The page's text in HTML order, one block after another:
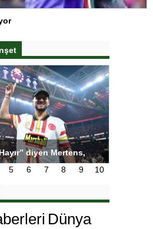
diyen Mertens,
bakın ne istedi
5 6 7 8 9 10
Dünya